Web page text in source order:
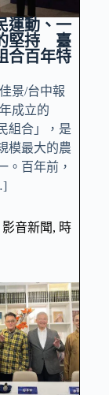
運動、一
堅持 臺
合百年特
景/台中報
成立的
組合」，是
模最大的農
。百年前，
影音新聞, 時